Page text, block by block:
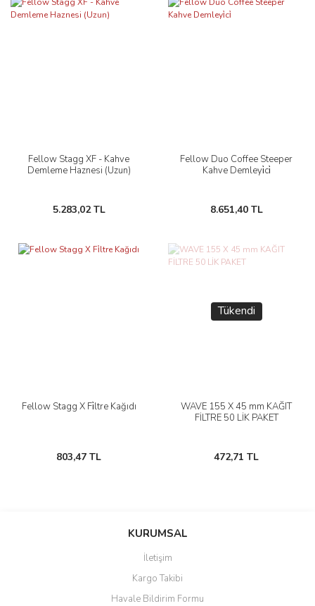
Fellow Stagg XF - Kahve
Demleme Haznesi (Uzun)
5.283,02 TL
Fellow Duo Coffee Steeper
Kahve Demleyi̇ci̇
8.651,40 TL
Fellow Stagg X Fi̇ltre Kağıdı
803,47 TL
Tükendi
WAVE 155 X 45 mm KAĞIT
FİLTRE 50 LİK PAKET
472,71 TL
KURUMSAL
İletişim
Kargo Takibi
Havale Bildirim Formu